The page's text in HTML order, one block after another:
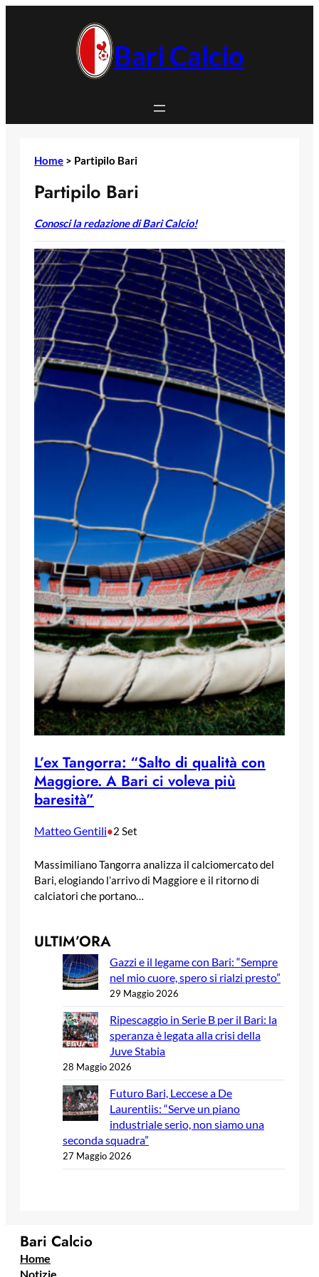
Bari Calcio
Home > Partipilo Bari
Partipilo Bari
Conosci la redazione di Bari Calcio!
L’ex Tangorra: “Salto di qualità con
Maggiore. A Bari ci voleva più
baresità”
Matteo Gentili•2 Set
Massimiliano Tangorra analizza il calciomercato del
Bari, elogiando l’arrivo di Maggiore e il ritorno di
calciatori che portano…
ULTIM’ORA
Gazzi e il legame con Bari: “Sempre
nel mio cuore, spero si rialzi presto”
29 Maggio 2026
Ripescaggio in Serie B per il Bari: la
speranza è legata alla crisi della
Juve Stabia
28 Maggio 2026
Futuro Bari, Leccese a De
Laurentiis: “Serve un piano
industriale serio, non siamo una
seconda squadra”
27 Maggio 2026
Bari Calcio
Home
Notizie